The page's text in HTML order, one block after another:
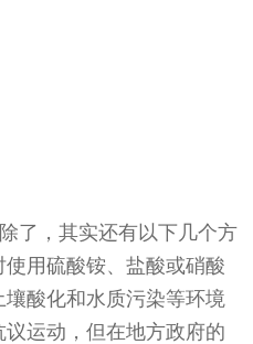
了，其实还有以下几个方
用硫酸铵、盐酸或硝酸
酸化和水质污染等环境
运动，但在地方政府的